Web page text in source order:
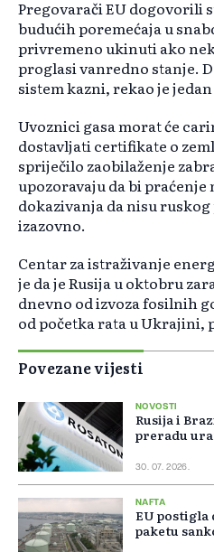
Pregovarači EU dogovorili
budućih poremećaja u
privremeno ukinuti ako
proglasi vanredno stanje.
sistem kazni, rekao je
Uvoznici gasa morat će
dostavljati certifikate o
spriječilo zaobilaženje
upozoravaju da bi
dokazivanja da nisu
izazovno.
Centar za istraživanje
je da je Rusija u oktobru
dnevno od izvoza fosilnih
od početka rata u Ukrajini,
Povezane vijesti
NOVOSTI
Rusija i
preradu
30. 07. 2026.
NAFTA
EU postigla
paketu